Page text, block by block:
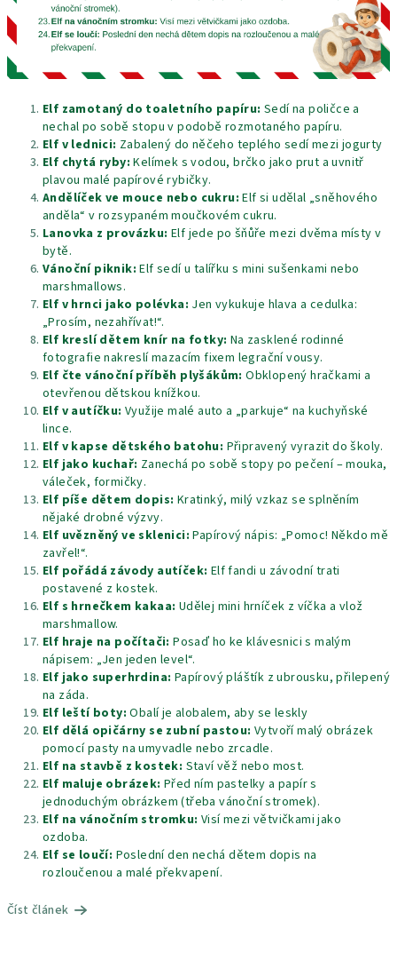
Elf zamotaný do toaletního papíru: Sedí na poličce a
nechal po sobě stopu v podobě rozmotaného papíru.
Elf v lednici: Zabalený do něčeho teplého sedí mezi jogurty
Elf chytá ryby: Kelímek s vodou, brčko jako prut a uvnitř
plavou malé papírové rybičky.
Andělíček ve mouce nebo cukru: Elf si udělal „sněhového
anděla“ v rozsypaném moučkovém cukru.
Lanovka z provázku: Elf jede po šňůře mezi dvěma místy v
bytě.
Vánoční piknik:Elf sedí u talířku s mini sušenkami nebo
marshmallows.
Elf v hrnci jako polévka: Jen vykukuje hlava a cedulka:
„Prosím, nezahřívat!“.
Elf kreslí dětem knír na fotky: Na zasklené rodinné
fotografie nakreslí mazacím fixem legrační vousy.
Elf čte vánoční příběh plyšákům: Obklopený hračkami a
otevřenou dětskou knížkou.
Elf v autíčku: Využije malé auto a „parkuje“ na kuchyňské
lince.
Elf v kapse dětského batohu: Připravený vyrazit do školy.
Elf jako kuchař: Zanechá po sobě stopy po pečení – mouka,
váleček, formičky.
Elf píše dětem dopis: Kratinký, milý vzkaz se splněním
nějaké drobné výzvy.
Elf uvězněný ve sklenici: Papírový nápis: „Pomoc! Někdo mě
zavřel!“.
Elf pořádá závody autíček: Elf fandi u závodní trati
postavené z kostek.
Elf s hrnečkem kakaa: Udělej mini hrníček z víčka a vlož
marshmallow.
Elf hraje na počítači: Posaď ho ke klávesnici s malým
nápisem: „Jen jeden level“.
Elf jako superhrdina: Papírový pláštík z ubrousku, přilepený
na záda.
Elf leští boty:Obalí je alobalem, aby se leskly
Elf dělá opičárny se zubní pastou: Vytvoří malý obrázek
pomocí pasty na umyvadle nebo zrcadle.
Elf na stavbě z kostek: Staví věž nebo most.
Elf maluje obrázek: Před ním pastelky a papír s
jednoduchým obrázkem (třeba vánoční stromek).
Elf na vánočním stromku: Visí mezi větvičkami jako
ozdoba.
Elf se loučí: Poslední den nechá dětem dopis na
rozloučenou a malé překvapení.
Číst článek